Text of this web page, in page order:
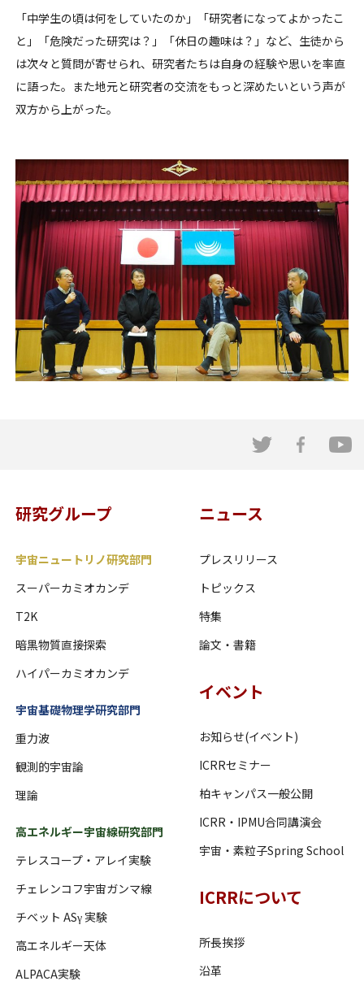
「中学生の頃は何をしていたのか」「研究者になってよかったこ
と」「危険だった研究は？」「休日の趣味は？」など、生徒から
は次々と質問が寄せられ、研究者たちは自身の経験や思いを率直
に語った。また地元と研究者の交流をもっと深めたいという声が
双方から上がった。
研究グループ
宇宙ニュートリノ研究部門
スーパーカミオカンデ
T2K
暗黒物質直接探索
ハイパーカミオカンデ
宇宙基礎物理学研究部門
重力波
観測的宇宙論
理論
高エネルギー宇宙線研究部門
テレスコープ・アレイ実験
チェレンコフ宇宙ガンマ線
チベット ASγ 実験
高エネルギー天体
ALPACA実験
ニュース
プレスリリース
トピックス
特集
論文・書籍
イベント
お知らせ(イベント)
ICRRセミナー
柏キャンパス一般公開
ICRR・IPMU合同講演会
宇宙・素粒子Spring School
ICRRについて
所長挨拶
沿革